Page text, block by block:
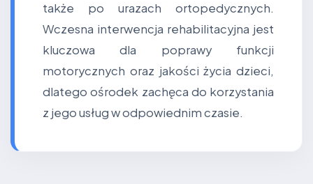
także po urazach ortopedycznych.
Wczesna interwencja rehabilitacyjna jest
kluczowa dla poprawy funkcji
motorycznych oraz jakości życia dzieci,
dlatego ośrodek zachęca do korzystania
z jego usług w odpowiednim czasie.